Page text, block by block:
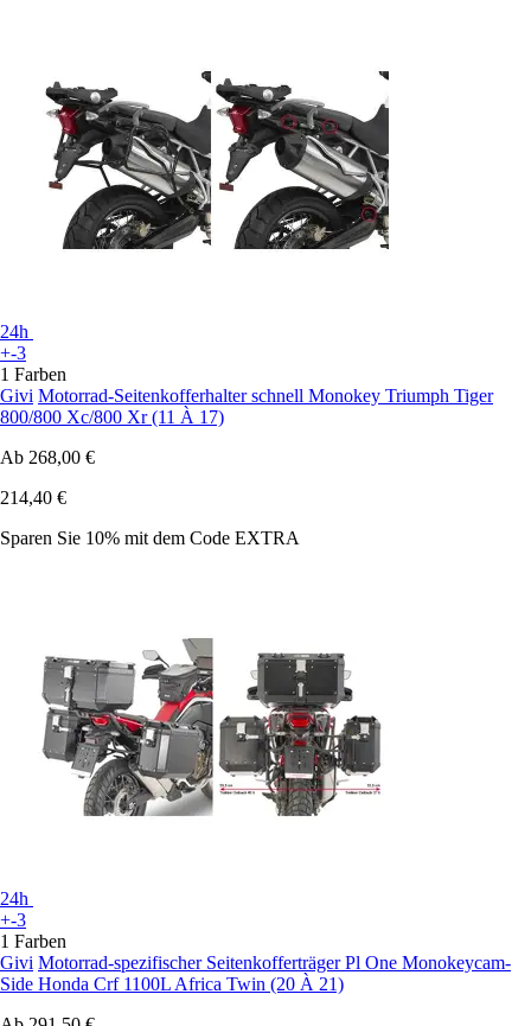
24h
+-3
1 Farben
Givi Motorrad-Seitenkofferhalter schnell Monokey Triumph Tiger
800/800 Xc/800 Xr (11 À 17)
Ab 268,00 €
214,40 €
Sparen Sie 10% mit dem Code EXTRA
24h
+-3
1 Farben
Givi Motorrad-spezifischer Seitenkofferträger Pl One Monokeycam-
Side Honda Crf 1100L Africa Twin (20 À 21)